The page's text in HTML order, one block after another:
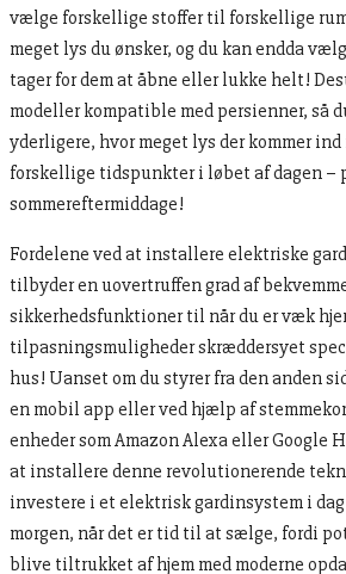
vælge forskellige stoffer til forskellige
meget lys du ønsker, og du kan endda
tager for dem at åbne eller lukke helt!
modeller kompatible med persienner, så
yderligere, hvor meget lys der kommer
forskellige tidspunkter i løbet af dagen –
sommereftermiddage!
Fordelene ved at installere elektriske
tilbyder en uovertruffen grad af
sikkerhedsfunktioner til når du er væk
tilpasningsmuligheder skræddersyet
hus! Uanset om du styrer fra den anden
en mobil app eller ved hjælp af
enheder som Amazon Alexa eller Google
at installere denne revolutionerende
investere i et elektrisk gardinsystem i
morgen, når det er tid til at sælge, fordi
blive tiltrukket af hjem med moderne